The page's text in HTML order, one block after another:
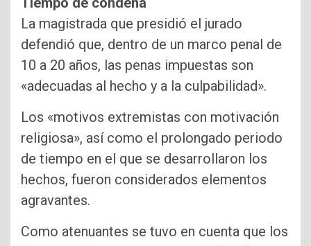
La magistrada que presidió el jurado
defendió que, dentro de un marco penal de
10 a 20 años, las penas impuestas son
«adecuadas al hecho y a la culpabilidad».
Los «motivos extremistas con motivación
religiosa», así como el prolongado periodo
de tiempo en el que se desarrollaron los
hechos, fueron considerados elementos
agravantes.
Como atenuantes se tuvo en cuenta que los